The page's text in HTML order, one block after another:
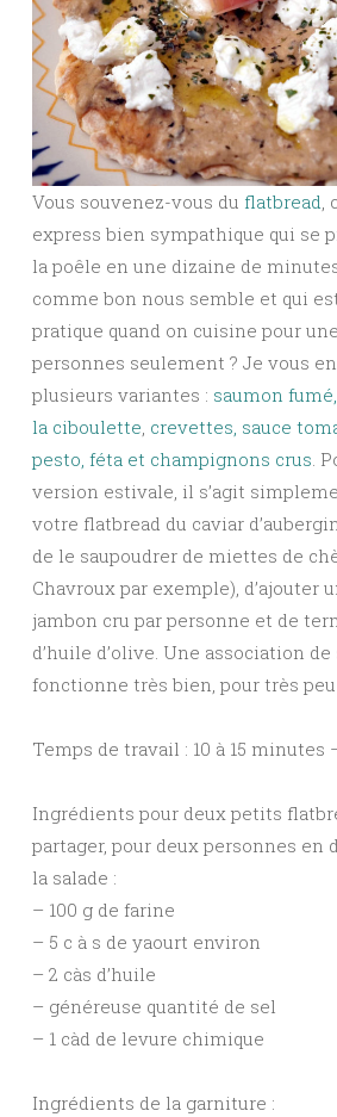
Vous souvenez-vous du flatbread,
express bien sympathique qui se
la poêle en une dizaine de
comme bon nous semble et qui
pratique quand on cuisine pour
personnes seulement ? Je vous
plusieurs variantes : saumon
la ciboulette, crevettes, sauce
pesto, féta et champignons crus.
version estivale, il s’agit
votre flatbread du caviar
de le saupoudrer de miettes de
Chavroux par exemple), d’ajouter
jambon cru par personne et de
d’huile d’olive. Une association
fonctionne très bien, pour très
Temps de travail : 10 à 15 minutes
Ingrédients pour deux petits
partager, pour deux personnes en
la salade :
– 100 g de farine
– 5 c à s de yaourt environ
– 2 càs d’huile
– généreuse quantité de sel
– 1 càd de levure chimique
Ingrédients de la garniture :